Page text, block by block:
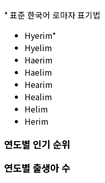
*표준 한국어 로마자 표기법
Hyerim*
Hyelim
Haerim
Haelim
Hearim
Healim
Helim
Herim
연도별 인기 순위
연도별 출생아 수